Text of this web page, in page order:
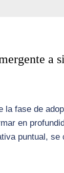
a
la fase de
en
puntual,